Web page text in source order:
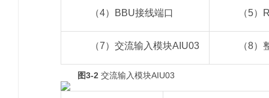
（4）BBU接线端口 （5）
（7）交流输入模块AIU03 （8
图3-2 交流输入模块AIU03